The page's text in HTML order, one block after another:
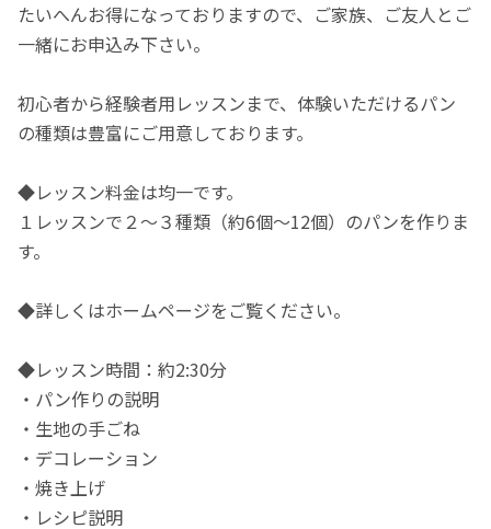
たいへんお得になっておりますので、ご家族、ご友人とご
一緒にお申込み下さい。
初心者から経験者用レッスンまで、体験いただけるパン
の種類は豊富にご用意しております。
◆レッスン料金は均一です。
１レッスンで２～３種類（約6個～12個）のパンを作りま
す。
◆詳しくはホームページをご覧ください。
◆レッスン時間：約2:30分
・パン作りの説明
・生地の手ごね
・デコレーション
・焼き上げ
・レシピ説明